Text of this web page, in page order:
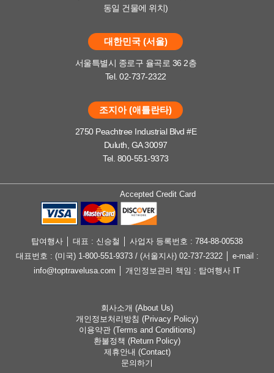
동일 건물에 위치)
대한민국 (서울)
서울특별시 종로구 율곡로 36 2층
Tel. 02-737-2322
조지아 (애틀란타)
2750 Peachtree Industrial Blvd #E
Duluth, GA 30097
Tel. 800-551-9373
Accepted Credit Card
탑여행사 │ 대표 : 신승철 │ 사업자 등록번호 : 784-88-00538
대표번호 : (미국) 1-800-551-9373 / (서울지사) 02-737-2322 │ e-mail :
info@toptravelusa.com │ 개인정보관리 책임 : 탑여행사 IT
회사소개 (About Us)
개인정보처리방침 (Privacy Policy)
이용약관 (Terms and Conditions)
환불정책 (Return Policy)
제휴안내 (Contact)
문의하기